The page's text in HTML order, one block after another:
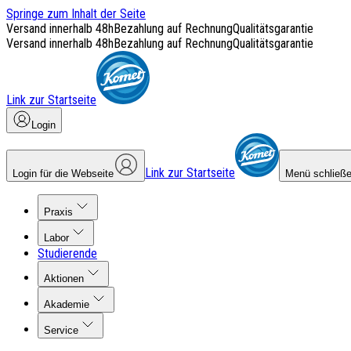
Springe zum Inhalt der Seite
Versand innerhalb 48hBezahlung auf RechnungQualitätsgarantie
Versand innerhalb 48hBezahlung auf RechnungQualitätsgarantie
Link zur Startseite
Login
Login für die Webseite Link zur Startseite Menü
Praxis
Labor
Studierende
Aktionen
Akademie
Service